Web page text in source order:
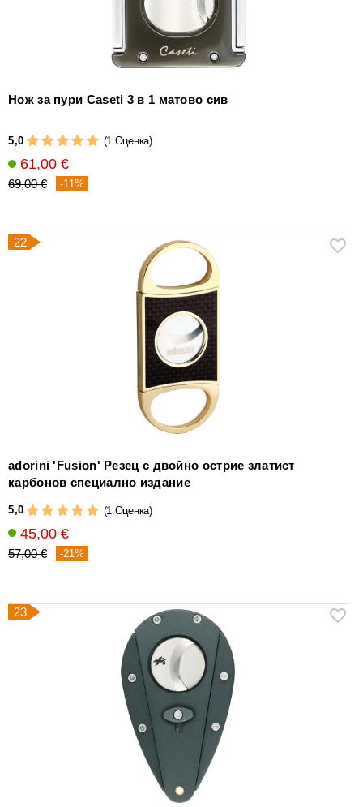
Нож за пури Caseti 3 в 1 матово сив
5,0 (1 Оценка)
61,00 €
69,00 € -11%
22
adorini 'Fusion' Резец с двойно острие златист
карбонов специално издание
5,0 (1 Оценка)
45,00 €
57,00 € -21%
23